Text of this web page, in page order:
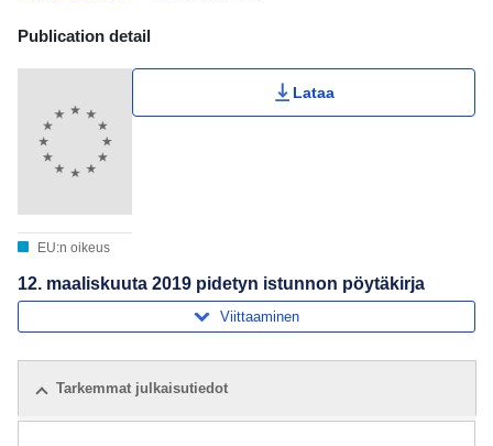
Publication Detail Actions Portlet
Käyttäjän arvosana
Publication detail
EU:n oikeus
Lataa
12. maaliskuuta 2019 pidetyn istunnon pöytäkirja
Viittaaminen
Tarkemmat julkaisutiedot